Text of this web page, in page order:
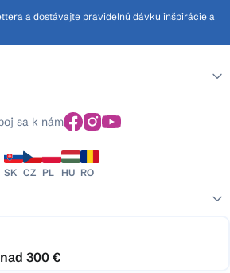
a dostávajte pravidelnú dávku inšpirácie a
sa k nám
SK CZ PL HU RO
300 €